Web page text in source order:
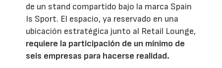
de un stand compartido bajo la marca Spain
Is Sport. El espacio, ya reservado en una
ubicación estratégica junto al Retail Lounge,
requiere la participación de un mínimo de
seis empresas para hacerse realidad.